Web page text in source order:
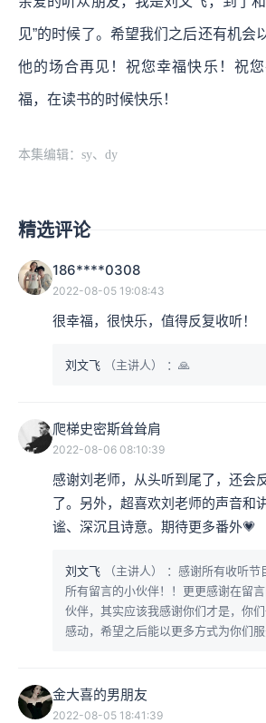
见”的时候了。希望我们之后还有机会
他的场合再见！祝您幸福快乐！祝
福，在读书的时候快乐！
本集编辑：sy、dy
精选评论
186****0308
2022-08-05 19:08:43
很幸福，很快乐，值得反复收听！
刘文飞 （主讲人） ：🙏
爬梯史密斯耸耸肩
2022-08-06 08:10:39
感谢刘老师，从头听到尾了，还会
了。另外，超喜欢刘老师的声音和
谧、深沉且诗意。期待更多番外💗
刘文飞 （主讲人）
：感谢所有收听节
所有留言的小伙伴！！更更感谢在留
伙伴，其实应该我感谢你们才是，你
感动，希望之后能以更多方式为你们
金大喜的男朋友
2022-08-05 18:41:39